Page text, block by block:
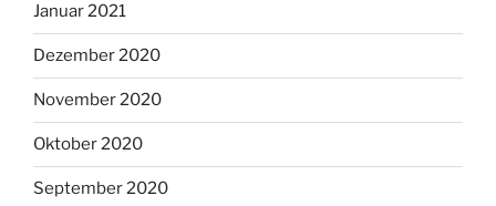
Januar 2021
Dezember 2020
November 2020
Oktober 2020
September 2020